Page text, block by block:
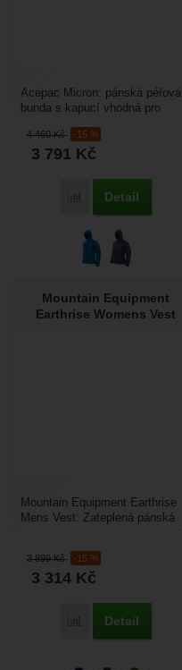
4 460Kč -15 %
3 791 Kč
Porovnat
Detail
Acepac Micron: pánská péřová
bunda s kapucí vhodná pro
lehká a dobře sbalitelná,...
Mountain Equipment
Earthrise Womens Vest
3 899Kč -15 %
3 314 Kč
Porovnat
Detail
Mountain Equipment Earthrise
Mens Vest: Zateplená pánská
Hodí se jako...